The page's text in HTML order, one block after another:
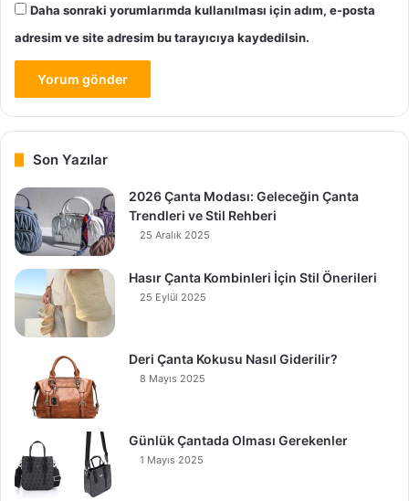
Daha sonraki yorumlarımda kullanılması için adım, e-posta
adresim ve site adresim bu tarayıcıya kaydedilsin.
Son Yazılar
2026 Çanta Modası: Geleceğin Çanta
Trendleri ve Stil Rehberi
25 Aralık 2025
Hasır Çanta Kombinleri İçin Stil Önerileri
25 Eylül 2025
Deri Çanta Kokusu Nasıl Giderilir?
8 Mayıs 2025
Günlük Çantada Olması Gerekenler
1 Mayıs 2025